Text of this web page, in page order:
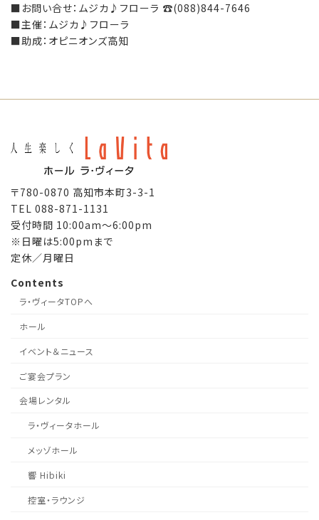
■お問い合せ：ムジカ♪フローラ ☎(088)844-7646
■主催：ムジカ♪フローラ
■助成：オピニオンズ高知
〒780-0870 高知市本町3-3-1
TEL 088-871-1131
受付時間 10:00am～6:00pm
※日曜は5:00pmまで
定休／月曜日
Contents
ラ・ヴィータTOPへ
ホール
イベント＆ニュース
ご宴会プラン
会場レンタル
ラ・ヴィータホール
メッゾホール
響 Hibiki
控室・ラウンジ